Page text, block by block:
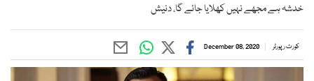
خدشہ ہے مجھے نہیں کھلایا جائے گا، دنیش
کورٹ رپورٹر December 08, 2020